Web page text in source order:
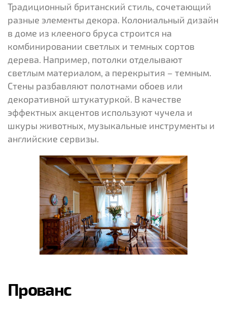
Традиционный британский стиль, сочетающий
разные элементы декора. Колониальный дизайн
в доме из клееного бруса строится на
комбинировании светлых и темных сортов
дерева. Например, потолки отделывают
светлым материалом, а перекрытия – темным.
Стены разбавляют полотнами обоев или
декоративной штукатуркой. В качестве
эффектных акцентов используют чучела и
шкуры животных, музыкальные инструменты и
английские сервизы.
Прованс